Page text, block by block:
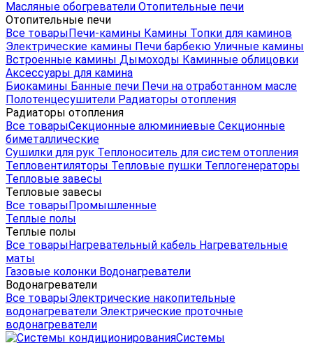
Масляные обогреватели Отопительные печи
Отопительные печи
Все товарыПечи-камины Камины Топки для каминов
Электрические камины Печи барбекю Уличные камины
Встроенные камины Дымоходы Каминные облицовки
Аксессуары для камина
Биокамины Банные печи Печи на отработанном масле
Полотенцесушители Радиаторы отопления
Радиаторы отопления
Все товарыСекционные алюминиевые Секционные
биметаллические
Сушилки для рук Теплоноситель для систем отопления
Тепловентиляторы Тепловые пушки Теплогенераторы
Тепловые завесы
Тепловые завесы
Все товарыПромышленные
Теплые полы
Теплые полы
Все товарыНагревательный кабель Нагревательные
маты
Газовые колонки Водонагреватели
Водонагреватели
Все товарыЭлектрические накопительные
водонагреватели Электрические проточные
водонагреватели
Системы